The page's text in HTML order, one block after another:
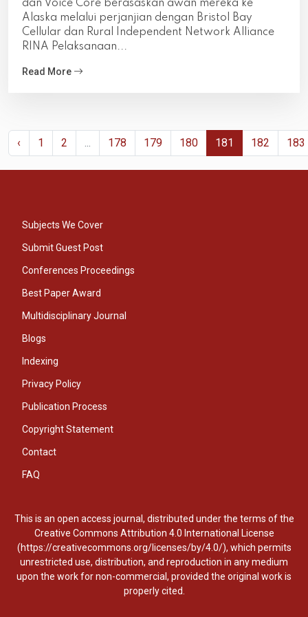
dan Voice Core berasaskan awan mereka ke
Alaska melalui perjanjian dengan Bristol Bay
Cellular dan Rural Independent Network Alliance
RINA Pelaksanaan...
Read More
‹ 1 2 ... 178 179 180 181 182 183
Subjects We Cover
Submit Guest Post
Conferences Proceedings
Best Paper Award
Multidisciplinary Journal
Blogs
Indexing
Privacy Policy
Publication Process
Copyright Statement
Contact
FAQ
This is an open access journal, distributed under the terms of the
Creative Commons Attribution 4.0 International License
(https://creativecommons.org/licenses/by/4.0/), which permits
unrestricted use, distribution, and reproduction in any medium
upon the work for non-commercial, provided the original work is
properly cited.